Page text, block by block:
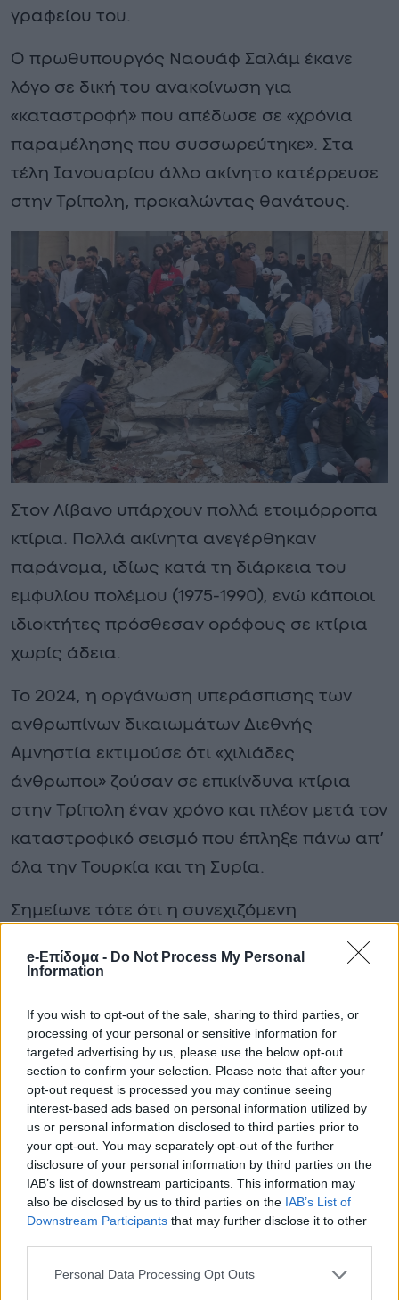
e-Επίδομα - Do Not Process My Personal
Information
If you wish to opt-out of the sale, sharing to third parties, or
processing of your personal or sensitive information for
targeted advertising by us, please use the below opt-out
section to confirm your selection. Please note that after your
opt-out request is processed you may continue seeing
interest-based ads based on personal information utilized by
us or personal information disclosed to third parties prior to
your opt-out. You may separately opt-out of the further
disclosure of your personal information by third parties on the
IAB’s list of downstream participants. This information may
also be disclosed by us to third parties on the IAB’s List of
Downstream Participants that may further disclose it to other
Personal Data Processing Opt Outs
γραφείου του.
Ο πρωθυπουργός Ναουάφ Σαλάμ έκανε
λόγο σε δική του ανακοίνωση για
«καταστροφή» που απέδωσε σε «χρόνια
παραμέλησης που συσσωρεύτηκε». Στα
τέλη Ιανουαρίου άλλο ακίνητο κατέρρευσε
στην Τρίπολη, προκαλώντας θανάτους.
Στον Λίβανο υπάρχουν πολλά ετοιμόρροπα
κτίρια. Πολλά ακίνητα ανεγέρθηκαν
παράνομα, ιδίως κατά τη διάρκεια του
εμφυλίου πολέμου (1975-1990), ενώ κάποιοι
ιδιοκτήτες πρόσθεσαν ορόφους σε κτίρια
χωρίς άδεια.
Το 2024, η οργάνωση υπεράσπισης των
ανθρωπίνων δικαιωμάτων Διεθνής
Αμνηστία εκτιμούσε ότι «χιλιάδες
άνθρωποι» ζούσαν σε επικίνδυνα κτίρια
στην Τρίπολη έναν χρόνο και πλέον μετά τον
καταστροφικό σεισμό που έπληξε πάνω απ’
όλα την Τουρκία και τη Συρία.
Σημείωνε τότε ότι η συνεχιζόμενη
κατοίκους τα μέσα για να
μετεγκατασταθούν «σε άλλα σπίτια» και
καλούσε τις αρχές «να αποτιμήσουν
επειγόντως την ασφάλεια των κτιρίων σε
όλη τη χώρα».